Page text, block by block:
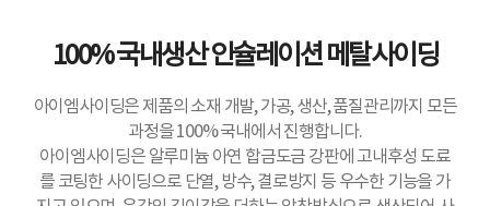
100% 국내생산 인슐레이션 메탈사이딩
아이엠사이딩은 제품의 소재 개발, 가공, 생산, 품질관리까지 모든
과정을 100% 국내에서 진행합니다.
아이엠사이딩은 알루미늄 아연 합금도금 강판에 고내후성 도료
를 코팅한 사이딩으로 단열, 방수, 결로방지 등 우수한 기능을 가